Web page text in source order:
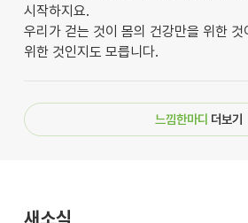
시작하지요.
우리가 걷는 것이 몸의 건강만을 위한
위한 것인지도 모릅니다.
느낌한마디 더보기
새소식